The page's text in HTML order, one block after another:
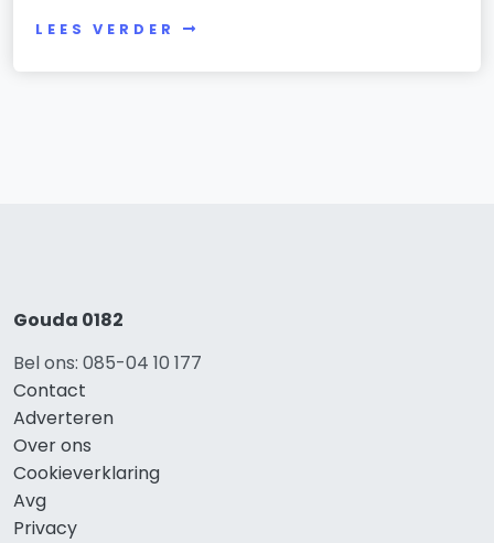
LEES VERDER
Gouda 0182
Bel ons: 085-04 10 177
Contact
Adverteren
Over ons
Cookieverklaring
Avg
Privacy